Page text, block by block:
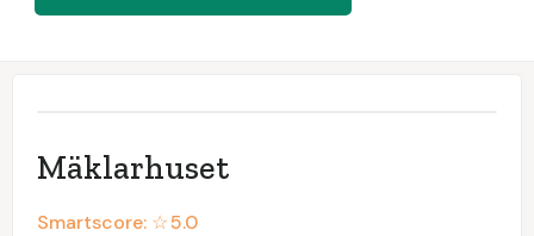
Mäklarhuset
Smartscore: ☆5.0